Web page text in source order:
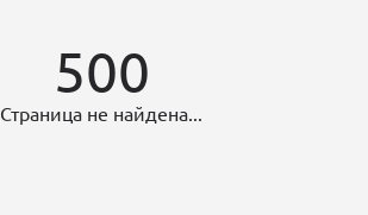
500
Страница не найдена...